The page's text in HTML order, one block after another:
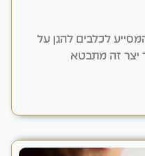
לכלבים להגן על
יצר זה מתבטא